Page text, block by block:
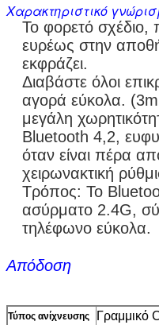
Χαρακτηριστικό
Το φορετό σχέδιο,
ευρέως στην
εκφράζει.
Διαβάστε όλοι
αγορά εύκολα.
μεγάλη
Bluetooth 4,2,
όταν είναι πέρα
χειρωνακτική
Τρόπος: Το
ασύρματο 2.4G,
τηλέφωνο εύκολα.
Απόδοση
Τύπος ανίχνευσης Γραμμικό